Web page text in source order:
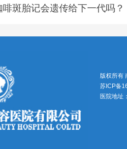
斑胎记会遗传给下一代吗？
版权所有
苏ICP备
医院地址